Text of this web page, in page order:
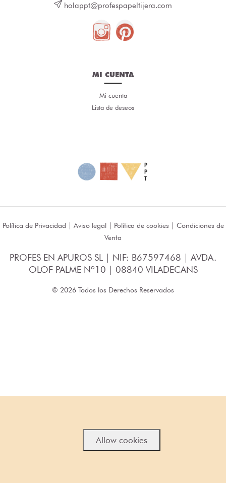
holappt@profespapeltijera.com
MI CUENTA
Mi cuenta
Lista de deseos
Política de Privacidad | Aviso legal| Política de cookies | Condiciones de
Venta
PROFES EN APUROS SL | NIF: B67597468 | AVDA.
OLOF PALME Nº10 | 08840 VILADECANS
© 2026 Todos los Derechos Reservados
Allow cookies